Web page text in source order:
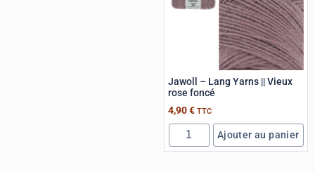
Jawoll – Lang Yarns || Vieux
rose foncé
4,90€ TTC
Ajouter au panier